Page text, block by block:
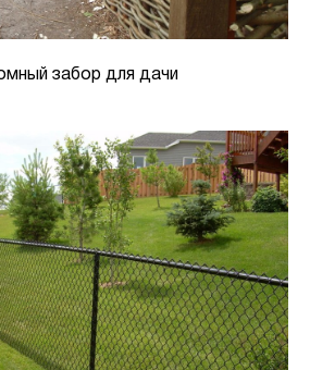
забор для дачи